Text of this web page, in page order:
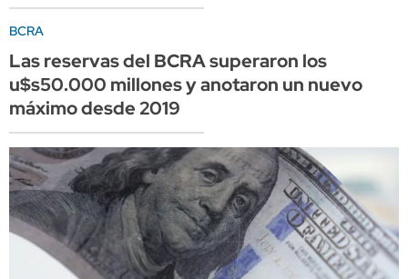
BCRA
Las reservas del BCRA superaron los
u$s50.000 millones y anotaron un nuevo
máximo desde 2019